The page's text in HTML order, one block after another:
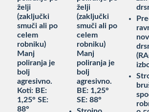
želji
(zaključki
smuči ali po
celem
robniku)
Manj
poliranja je
bolj
agresivno.
Koti: BE:
1,25° SE:
88°
želji
(zaključki
smuči ali po
celem
robniku)
Manj
poliranja je
bolj
agresivno.
BE: 1,25°
SE: 88°